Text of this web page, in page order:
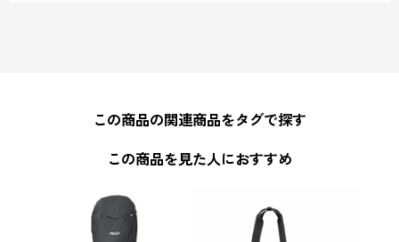
この商品の関連商品をタグで探す
この商品を見た人におすすめ